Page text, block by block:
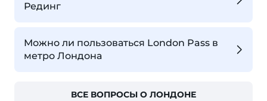
Рединг
Можно ли пользоваться London Pass в
метро Лондона
ВСЕ ВОПРОСЫ О ЛОНДОНЕ